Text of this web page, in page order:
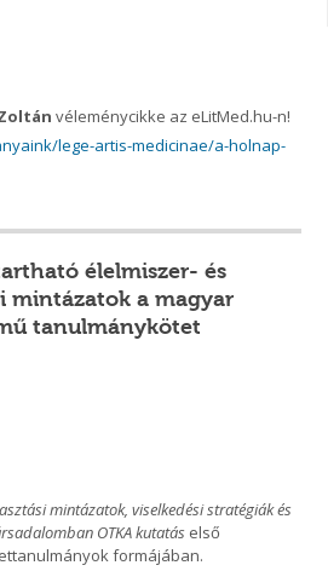
véleménycikke az eLitMed.hu-n!
lege-artis-medicinae/a-holnap-
élelmiszer- és
mintázatok a magyar
tanulmánykötet
mintázatok, viselkedési stratégiák és
OTKA kutatás első
formájában.